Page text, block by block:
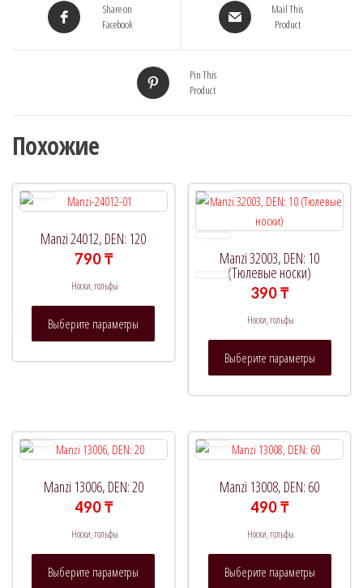
Share on
Facebook
Mail This
Product
Pin This
Product
Похожие
Manzi 24012, DEN: 120
790₸
Носки, гольфы
Выберите параметры
выбрать
на
Manzi 32003, DEN: 10
(Тюлевые носки)
390₸
Носки, гольфы
Выберите параметры
Этот
Опции
можно
Manzi 13006, DEN: 20
490₸
Носки, гольфы
Выберите параметры
Manzi 13008, DEN: 60
490₸
Носки, гольфы
Выберите параметры
Этот